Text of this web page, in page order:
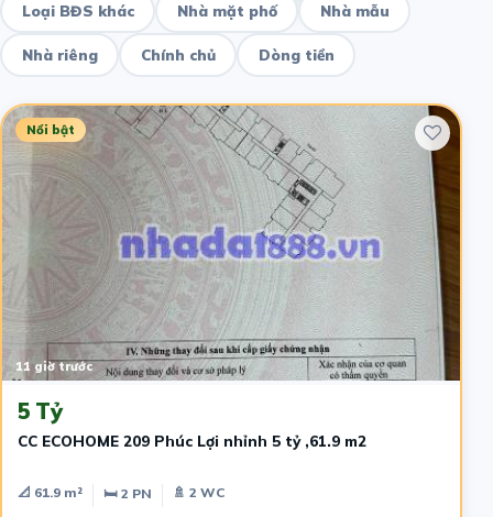
Loại BĐS khác Nhà mặt phố Nhà mẫu
Nhà riêng Chính chủ Dòng tiền
Nổi bật
11 giờ trước
5 Tỷ
CC ECOHOME 209 Phúc Lợi nhỉnh 5 tỷ ,61.9 m2
📐 61.9 m² 🛏 2 PN
🚿 2 WC